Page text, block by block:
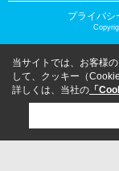
プライバシ
当サイトでは、お客様
して、クッキー（
詳しくは、当社の 「